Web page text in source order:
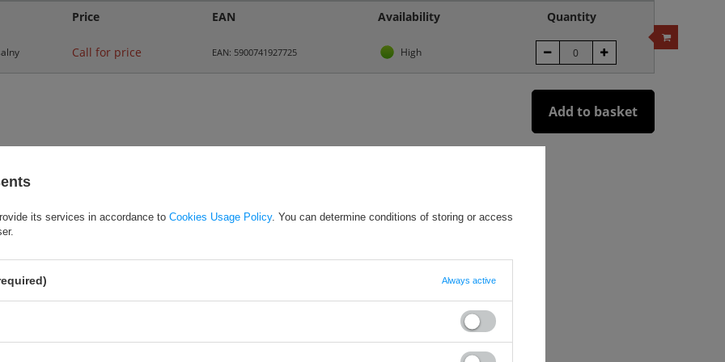
Price EAN Availability Quantity
Call for price EAN: 5900741927725 High
Add to basket
czas okrążenia, międzyczas i bieżące wskazanie stopera,
wyświetlenia najszybszego, najwolniejszego i średniego czasu okrążenia,
wartości z pamięci po wyzerowaniu i podczas pomiaru,
its services in accordance to Cookies Usage Policy. You can determine conditions of storing or access
Always active